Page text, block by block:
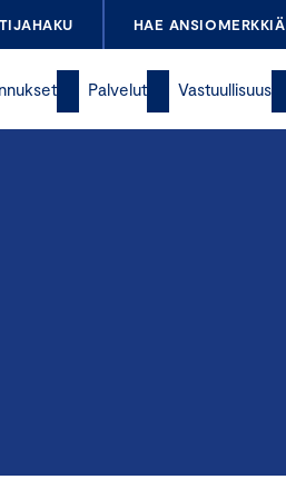
HAE ANSIOMERKKIÄ
Palvelut Vastuullisuus